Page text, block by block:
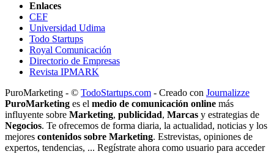
Enlaces
CEF
Universidad Udima
Todo Startups
Royal Comunicación
Directorio de Empresas
Revista IPMARK
PuroMarketing - © TodoStartups.com - Creado con Journalizze
PuroMarketing es el medio de comunicación online más
influyente sobre Marketing, publicidad, Marcas y estrategias de
Negocios. Te ofrecemos de forma diaria, la actualidad, noticias y los
mejores contenidos sobre Marketing. Estrevistas, opiniones de
expertos, tendencias, ... Regístrate ahora como usuario para acceder